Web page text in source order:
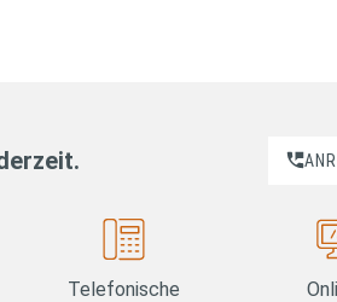
Telefonische